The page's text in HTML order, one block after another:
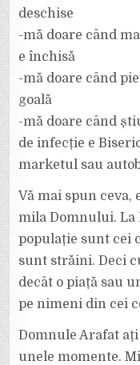
deschise
-mă doare când
e închisă
-mă doare când
goală
-mă doare când
de infecție e
marketul sau
Vă mai spun ceva,
mila Domnului. La
populație sunt cei
sunt străini. Deci
decât o piață sau
pe nimeni din cei
Domnule Arafat
unele momente.